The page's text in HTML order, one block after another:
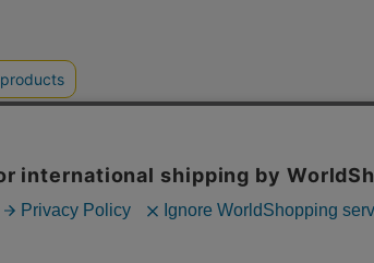
GREEN 採用情報